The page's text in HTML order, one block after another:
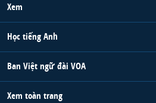
Xem
Học tiếng Anh
Ban Việt ngữ đài VOA
Xem toàn trang